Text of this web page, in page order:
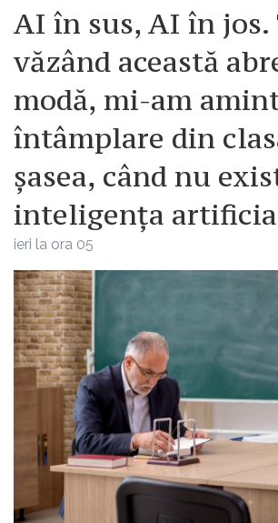
AI în sus, AI în jos.
văzând această
modă, mi-am
întâmplare din
șasea, când nu
inteligența
ieri la ora 05